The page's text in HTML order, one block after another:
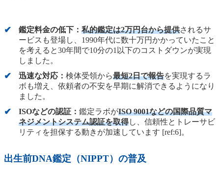
鑑定料金の低下： 私的鑑定は2万円台から提供されるサ
ービスも登場し、1990年代に数十万円かかっていたこと
を考えると30年間で10分の1以下のコストダウンが実現
しました。
迅速な対応： 検体受領から最短2日で報告を実現するラ
ボも増え、依頼者の不安を早期に解消できるようになり
ました。
ISOなどの認証： 鑑定ラボがISO 9001などの国際品質マ
ネジメントシステム認証を取得し、信頼性とトレーサビ
リティを担保する動きが加速しています [ref:6]。
出生前DNA鑑定（NIPPT）の普及